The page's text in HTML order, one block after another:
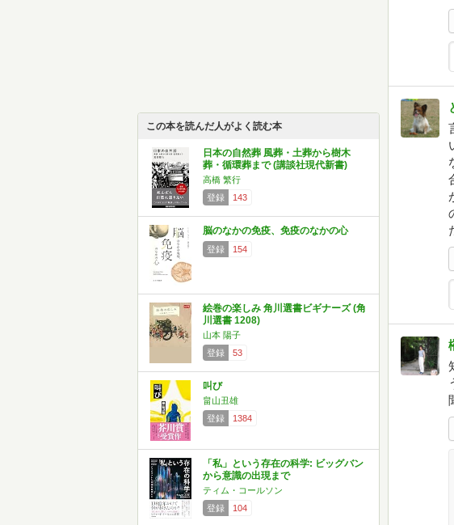
この本を読んだ人がよく読む本
日本の自然葬 風葬・土葬から樹木
葬・循環葬まで (講談社現代新書)
高橋 繁行
登録
143
脳のなかの免疫、免疫のなかの心
登録 154
絵巻の楽しみ 角川選書ビギナーズ (角
川選書 1208)
山本 陽子
登録
53
叫び
畠山丑雄
登録
1384
「私」という存在の科学: ビッグバン
から意識の出現まで
ティム・コールソン
登録
104